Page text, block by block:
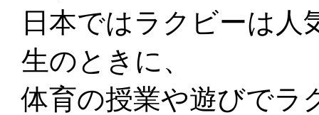
日本ではラクビーは
生のときに、
体育の授業や遊びでラ